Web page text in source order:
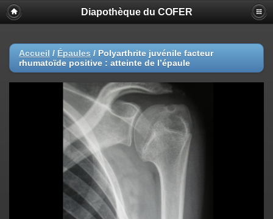
Diapothèque du COFER
Accueil / Épaules / Polyarthrite juvénile facteur
rhumatoïde positive : atteinte de l’épaule